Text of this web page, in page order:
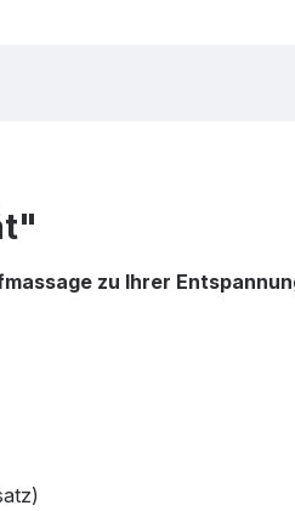
zu Ihrer